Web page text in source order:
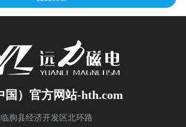
国）官方网站-hth.com
朐县经济开发区北环路